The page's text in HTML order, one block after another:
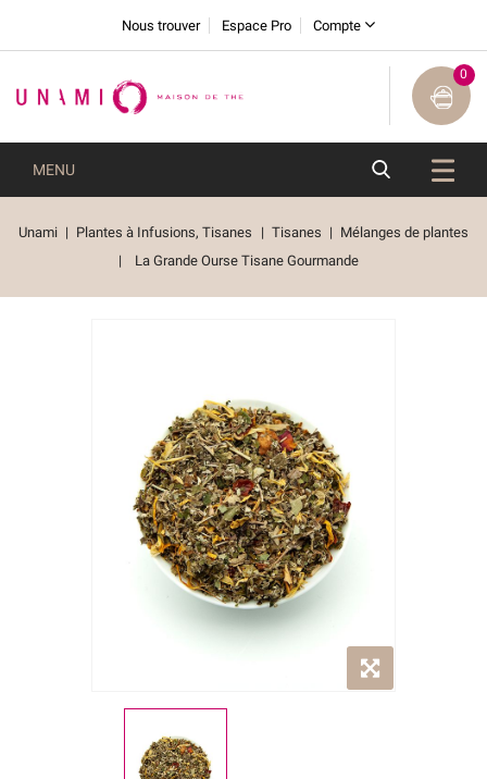
Nous trouver Espace Pro Compte
0
MENU
Unami Plantes à Infusions, Tisanes Tisanes
Mélanges de plantes
La Grande Ourse Tisane Gourmande